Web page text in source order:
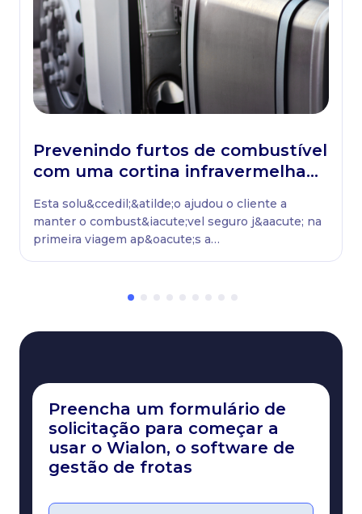
Prevenindo furtos de combustível
com uma cortina infravermelha
Esta solu&ccedil;&atilde;o ajudou o cliente a
manter o combust&iacute;vel seguro j&aacute; na
primeira viagem ap&oacute;s a
combust&iacute;vel. O cliente considerou esse um
imediato.Com o aumento dos pre&ccedil;os dos
seguran&ccedil;a ou uma c&acirc;mera
fotogr&aacute;fica que capture o rosto dos
ladr&otilde;es.
Preencha um formulário de
solicitação para começar a
usar o Wialon, o software de
gestão de frotas